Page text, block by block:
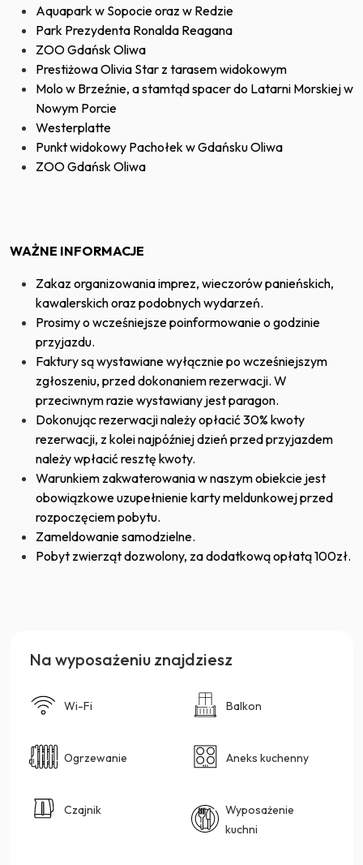
Aquapark w Sopocie oraz w Redzie
Park Prezydenta Ronalda Reagana
ZOO Gdańsk Oliwa
Prestiżowa Olivia Star z tarasem widokowym
Molo w Brzeźnie, a stamtąd spacer do Latarni Morskiej w
Nowym Porcie
Westerplatte
Punkt widokowy Pachołek w Gdańsku Oliwa
ZOO Gdańsk Oliwa
WAŻNE INFORMACJE
Zakaz organizowania imprez, wieczorów panieńskich,
kawalerskich oraz podobnych wydarzeń.
Prosimy o wcześniejsze poinformowanie o godzinie
przyjazdu.
Faktury są wystawiane wyłącznie po wcześniejszym
zgłoszeniu, przed dokonaniem rezerwacji. W
przeciwnym razie wystawiany jest paragon.
Dokonując rezerwacji należy opłacić 30% kwoty
rezerwacji, z kolei najpóźniej dzień przed przyjazdem
należy wpłacić resztę kwoty.
Warunkiem zakwaterowania w naszym obiekcie jest
obowiązkowe uzupełnienie karty meldunkowej przed
rozpoczęciem pobytu.
Zameldowanie samodzielne.
Pobyt zwierząt dozwolony, za dodatkową opłatą 100zł.
Na wyposażeniu znajdziesz
Wi-Fi Balkon
Ogrzewanie Aneks kuchenny
Czajnik
Wyposażenie
kuchni